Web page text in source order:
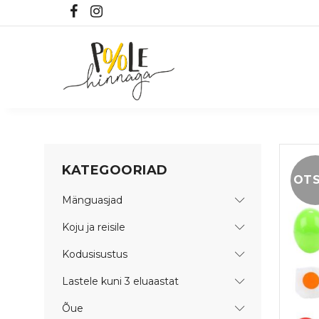
KATEGOORIAD
Mänguasjad
Koju ja reisile
Kodusisustus
Lastele kuni 3 eluaastat
Õue